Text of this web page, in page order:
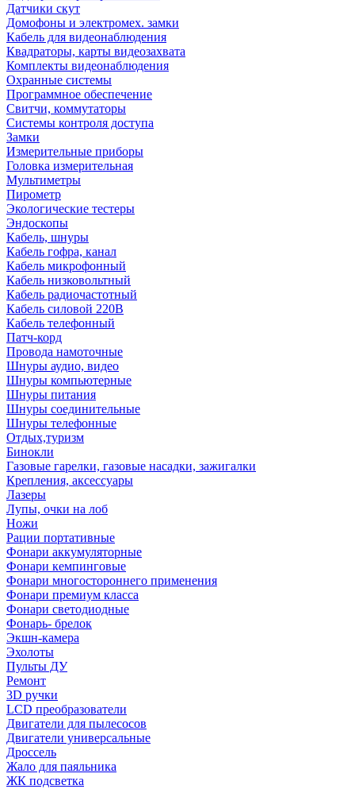
Датчики скут
Домофоны и электромех. замки
Кабель для видеонаблюдения
Квадраторы, карты видеозахвата
Комплекты видеонаблюдения
Охранные системы
Программное обеспечение
Свитчи, коммутаторы
Системы контроля доступа
Замки
Измерительные приборы
Головка измерительная
Мультиметры
Пирометр
Экологические тестеры
Эндоскопы
Кабель, шнуры
Кабель гофра, канал
Кабель микрофонный
Кабель низковольтный
Кабель радиочастотный
Кабель силовой 220В
Кабель телефонный
Патч-корд
Провода намоточные
Шнуры аудио, видео
Шнуры компьютерные
Шнуры питания
Шнуры соединительные
Шнуры телефонные
Отдых,туризм
Бинокли
Газовые гарелки, газовые насадки, зажигалки
Крепления, аксессуары
Лазеры
Лупы, очки на лоб
Ножи
Рации портативные
Фонари аккумуляторные
Фонари кемпинговые
Фонари многостороннего применения
Фонари премиум класса
Фонари светодиодные
Фонарь- брелок
Экшн-камера
Эхолоты
Пульты ДУ
Ремонт
3D ручки
LCD преобразователи
Двигатели для пылесосов
Двигатели универсальные
Дроссель
Жало для паяльника
ЖК подсветка